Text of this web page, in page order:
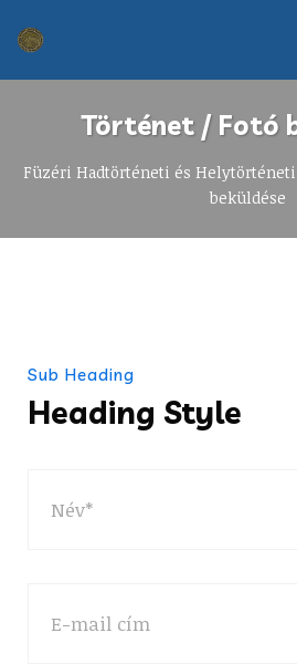
Történet / Fotó
Füzéri Hadtörténeti és
beküldése
Sub Heading
Heading Style